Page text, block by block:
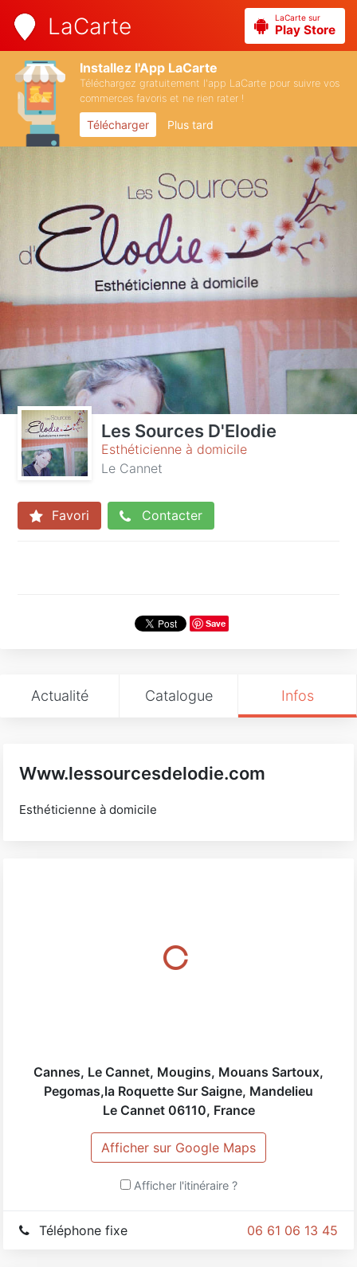
LaCarte LaCarte sur
Play Store
Installez l'App LaCarte
Téléchargez gratuitement l'app LaCarte pour suivre vos
commerces favoris et ne rien rater !
Télécharger Plus tard
Les Sources D'Elodie
Esthéticienne à domicile
Le Cannet
Favori Contacter
Save
Actualité Catalogue Infos
Www.lessourcesdelodie.com
Esthéticienne à domicile
Cannes, Le Cannet, Mougins, Mouans Sartoux,
Pegomas,la Roquette Sur Saigne, Mandelieu
Le Cannet 06110, France
Afficher sur Google Maps
Afficher l'itinéraire ?
06 61 06 13 45
Téléphone fixe